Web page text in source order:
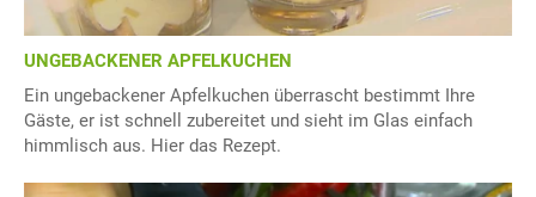
UNGEBACKENER APFELKUCHEN
Ein ungebackener Apfelkuchen überrascht bestimmt Ihre
Gäste, er ist schnell zubereitet und sieht im Glas einfach
himmlisch aus. Hier das Rezept.